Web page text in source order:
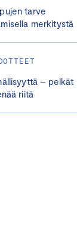
tarve
merkitystä
– pelkät
riitä